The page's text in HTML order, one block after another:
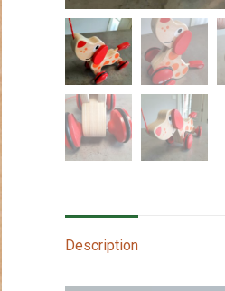
Description